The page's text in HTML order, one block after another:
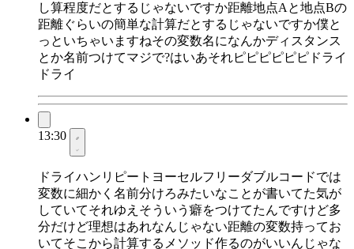
し算程度だとするじゃないですか距離地点Aと地点Bの
距離ぐらいの簡単な計算だとするじゃないですか僕と
っといちゃいますねその変数名になんかディスタンス
とか名前つけてマジで?はいあそれピピピピピピドライ
ドライ
13:30
ドライハンリピートヨーセルフリーダブルコードでは
変数に細かく名前分けろみたいなことが書いてた気が
していてそれゆえそういう癖をつけてたんですけど多
分だけど理想はあれなんじゃない距離の変数持ってお
いてそこから計算するメソッド作るのがいいんじゃな